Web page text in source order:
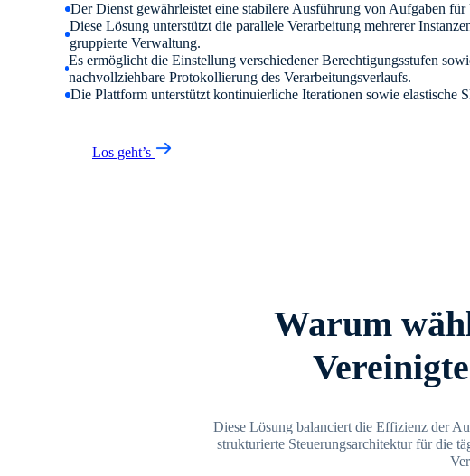
Der Dienst gewährleistet eine stabilere Ausführung von Aufgaben
Diese Lösung unterstützt die parallele Verarbeitung mehrerer
gruppierte Verwaltung.
Es ermöglicht die Einstellung verschiedener Berechtigungsstufen
nachvollziehbare Protokollierung des Verarbeitungsverlaufs.
Die Plattform unterstützt kontinuierliche Iterationen sowie elastische
Los geht’s
Warum
Diese Lösung balanciert die Effizienz der
strukturierte Steuerungsarchitektur für die